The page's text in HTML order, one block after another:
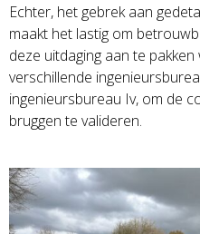
Echter, het gebrek aan
maakt het lastig om
deze uitdaging aan te
verschillende
ingenieursbureau Iv, om de
bruggen te valideren.